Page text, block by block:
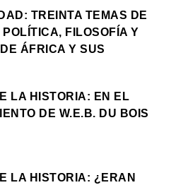
TREINTA TEMAS DE
POLÍTICA, FILOSOFÍA Y
ÁFRICA Y SUS
LA HISTORIA: EN EL
DE W.E.B. DU BOIS
LA HISTORIA: ¿ERAN